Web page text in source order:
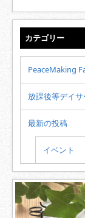
カテゴリー
PeaceMaking
放課後等デイ
最新の投稿
イベント